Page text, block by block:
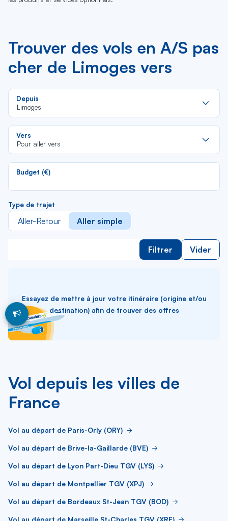
Trouver des vols en A/S pas
cher de Limoges vers
Depuis
Limoges
Vers
Pour aller vers
Budget (€)
Type de trajet
Aller-Retour Aller simple
Filtrer Vider
Essayez de mettre à jour votre itinéraire (origine et/ou
destination) afin de trouver des offres
Vol depuis les villes de
France
Vol au départ de Paris-Orly (ORY)
Vol au départ de Brive-la-Gaillarde (BVE)
Vol au départ de Lyon Part-Dieu TGV (LYS)
Vol au départ de Montpellier TGV (XPJ)
Vol au départ de Bordeaux St-Jean TGV (BOD)
Vol au départ de Marseille St-Charles TGV (XRF)